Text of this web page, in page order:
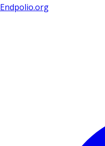
Endpolio.org